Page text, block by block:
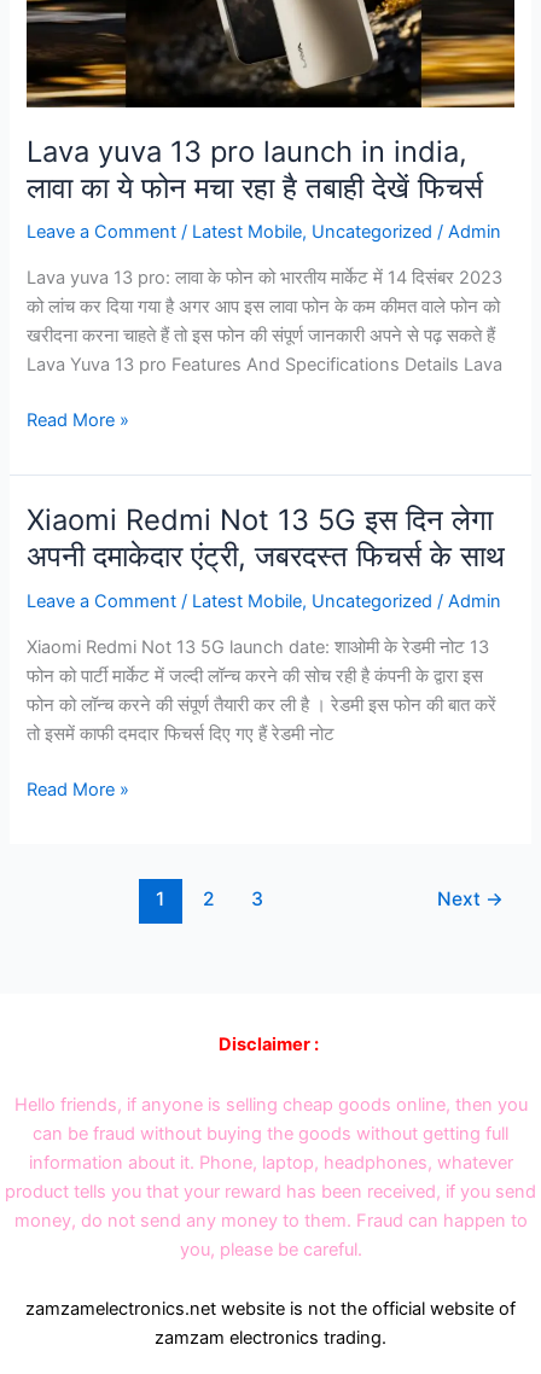
Lava yuva 13 pro launch in india,
लावा का ये फोन मचा रहा है तबाही देखें फिचर्स
Leave a Comment / Latest Mobile, Uncategorized /Admin
Lava yuva 13 pro: लावा के फोन को भारतीय मार्केट में 14 दिसंबर 2023
को लांच कर दिया गया है अगर आप इस लावा फोन के कम कीमत वाले फोन को
खरीदना करना चाहते हैं तो इस फोन की संपूर्ण जानकारी अपने से पढ़ सकते हैं
Lava Yuva 13 pro Features And Specifications Details Lava
india,
लावा
का
ये
फोन
मचा
रहा
है
देखें
फिचर्स
Read More »
Xiaomi Redmi Not 13 5G इस दिन लेगा
अपनी दमाकेदार एंट्री, जबरदस्त फिचर्स के साथ
Leave a Comment / Latest Mobile, Uncategorized /Admin
Xiaomi Redmi Not 13 5G launch date: शाओमी के रेडमी नोट 13
फोन को पार्टी मार्केट में जल्दी लॉन्च करने की सोच रही है कंपनी के द्वारा इस
फोन को लॉन्च करने की संपूर्ण तैयारी कर ली है । रेडमी इस फोन की बात करें
तो इसमें काफी दमदार फिचर्स दिए गए हैं रेडमी नोट
Xiaomi
Redmi
13
इस
दिन
लेगा
अपनी
Read More »
1 2 3 Next →
Disclaimer :
Hello friends, if anyone is selling cheap goods online, then you
can be fraud without buying the goods without getting full
information about it. Phone, laptop, headphones, whatever
product tells you that your reward has been received, if you send
money, do not send any money to them. Fraud can happen to
you, please be careful.
zamzamelectronics.net website is not the official website of
zamzam electronics trading.